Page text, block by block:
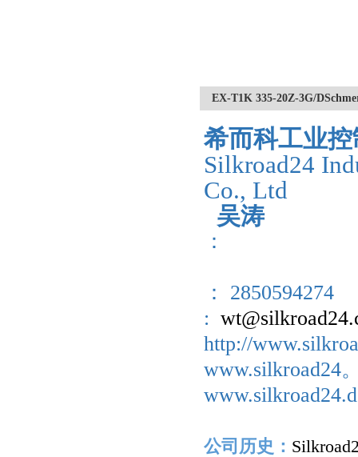
EX-T1K 335-20Z-3G/
希而科工业
Silkroad24
Co., Ltd
吴涛
：
： 2850594274
:
http://
www.silkroad24
公司历史：